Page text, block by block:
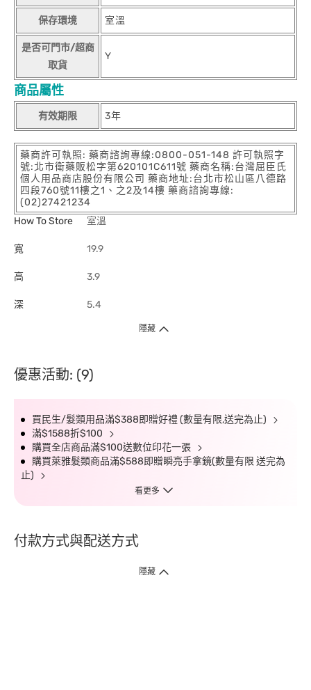
保存環境 室溫
是否可門市/超商
取貨
Y
商品屬性
有效期限 3年
藥商許可執照: 藥商諮詢專線:0800-051-148 許可執照字
號:北市衛藥販松字第620101C611號 藥商名稱:台灣屈臣氏
個人用品商店股份有限公司 藥商地址:台北市松山區八德路
四段760號11樓之1、之2及14樓 藥商諮詢專線:
(02)27421234
How To Store
室溫
寬 19.9
高 3.9
深 5.4
隱藏
優惠活動: (9)
買民生/髮類用品滿$388即贈好禮 (數量有限,送完為止)
滿$1588折$100
購買全店商品滿$100送數位印花一張
購買萊雅髮類商品滿$588即贈瞬亮手拿鏡(數量有限 送完為
止)
看更多
付款方式與配送方式
隱藏